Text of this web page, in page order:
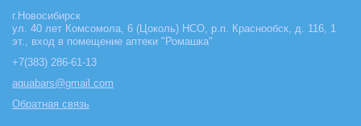
г.Новосибирск
ул. 40 лет Комсомола, 6 (Цоколь) НСО, р.п. Краснообск, д. 116, 1
эт., вход в помещение аптеки "Ромашка"
+7(383) 286-61-13
aquabars@gmail.com
Обратная связь